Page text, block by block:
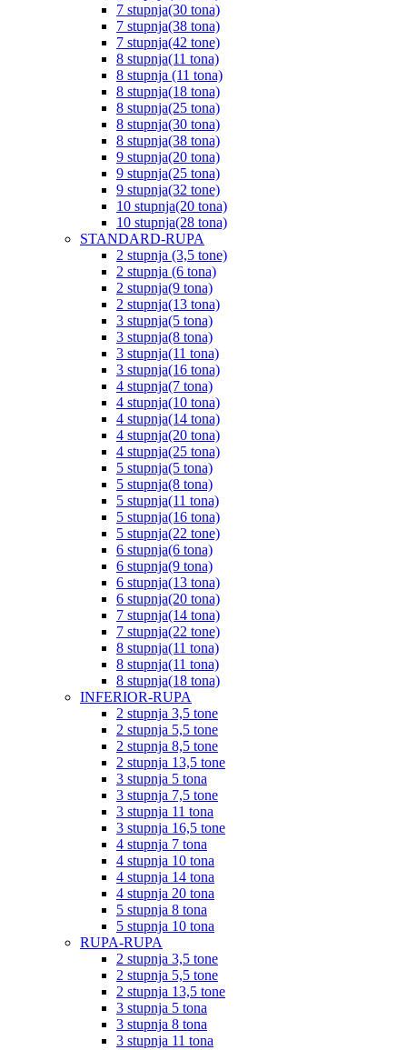
7 stupnja(30 tona)
7 stupnja(38 tona)
7 stupnja(42 tone)
8 stupnja(11 tona)
8 stupnja (11 tona)
8 stupnja(18 tona)
8 stupnja(25 tona)
8 stupnja(30 tona)
8 stupnja(38 tona)
9 stupnja(20 tona)
9 stupnja(25 tona)
9 stupnja(32 tone)
10 stupnja(20 tona)
10 stupnja(28 tona)
STANDARD-RUPA
2 stupnja (3,5 tone)
2 stupnja (6 tona)
2 stupnja(9 tona)
2 stupnja(13 tona)
3 stupnja(5 tona)
3 stupnja(8 tona)
3 stupnja(11 tona)
3 stupnja(16 tona)
4 stupnja(7 tona)
4 stupnja(10 tona)
4 stupnja(14 tona)
4 stupnja(20 tona)
4 stupnja(25 tona)
5 stupnja(5 tona)
5 stupnja(8 tona)
5 stupnja(11 tona)
5 stupnja(16 tona)
5 stupnja(22 tone)
6 stupnja(6 tona)
6 stupnja(9 tona)
6 stupnja(13 tona)
6 stupnja(20 tona)
7 stupnja(14 tona)
7 stupnja(22 tone)
8 stupnja(11 tona)
8 stupnja(11 tona)
8 stupnja(18 tona)
INFERIOR-RUPA
2 stupnja 3,5 tone
2 stupnja 5,5 tone
2 stupnja 8,5 tone
2 stupnja 13,5 tone
3 stupnja 5 tona
3 stupnja 7,5 tone
3 stupnja 11 tona
3 stupnja 16,5 tone
4 stupnja 7 tona
4 stupnja 10 tona
4 stupnja 14 tona
4 stupnja 20 tona
5 stupnja 8 tona
5 stupnja 10 tona
RUPA-RUPA
2 stupnja 3,5 tone
2 stupnja 5,5 tone
2 stupnja 13,5 tone
3 stupnja 5 tona
3 stupnja 8 tona
3 stupnja 11 tona